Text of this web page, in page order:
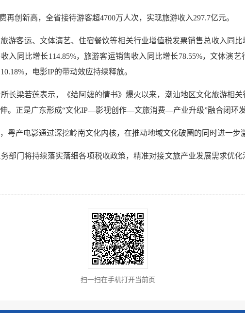
再创新高，全省接待游客超4700万人次，实现旅游收入297.7亿元。
游客运、文体演艺、住宿餐饮等相关行业增值税发票销售总收入同
入同比增长114.85%，旅游客运销售收入同比增长78.55%，文体演
，电影IP的带动效应持续释放。
长梁若莲表示，《给阿嬷的情书》爆火以来，潮汕地区文化旅游相关
。正是广东形成“文化IP—影视创作—文旅消费—产业升级”融合闭环发
粤产电影通过深挖岭南文化内核，在推动地域文化破圈的同时进一步
部门将持续落实落细各项税收政策，精准对接文旅产业发展需求优
扫一扫在手机打开当前页